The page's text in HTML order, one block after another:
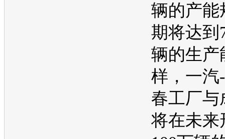
辆的产能
期将达到
辆的生产
样， 一汽
春工厂与
将在未来